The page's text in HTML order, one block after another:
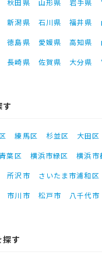
秋田県 山形県 岩手県
新潟県 石川県 福井県
徳島県 愛媛県 高知県
長崎県 佐賀県 大分県
練馬区 杉並区
大田区
葉区 横浜市緑区
横浜市
所沢市
さいたま市浦和区
市川市 松戸市 八千代市
す